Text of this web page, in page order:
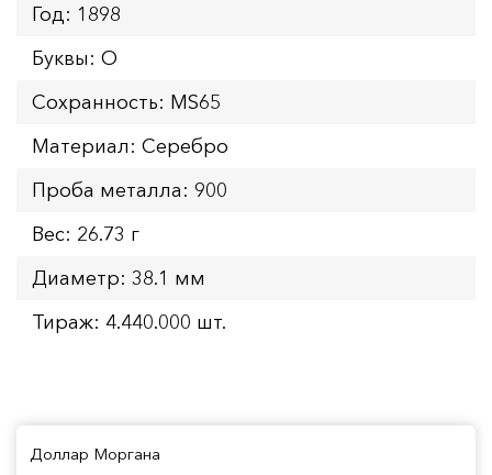
Год: 1898
Буквы: O
Сохранность: MS65
Материал: Серебро
Проба металла: 900
Вес: 26.73 г
Диаметр: 38.1 мм
Тираж: 4.440.000 шт.
Доллар Моргана